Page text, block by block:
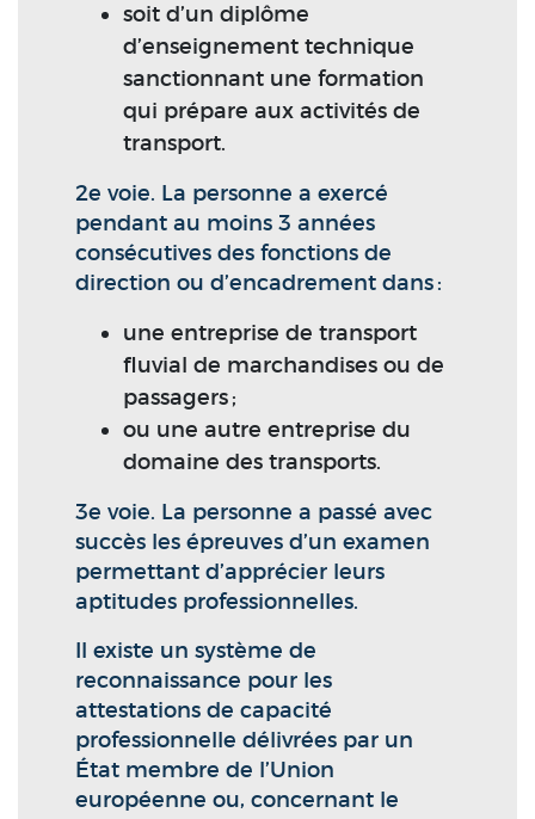
soit d’un diplôme
d’enseignement technique
sanctionnant une formation
qui prépare aux activités de
transport.
2e voie. La personne a exercé
pendant au moins 3 années
consécutives des fonctions de
direction ou d’encadrement dans :
une entreprise de transport
fluvial de marchandises ou de
passagers ;
ou une autre entreprise du
domaine des transports.
3e voie. La personne a passé avec
succès les épreuves d’un examen
permettant d’apprécier leurs
aptitudes professionnelles.
Il existe un système de
reconnaissance pour les
attestations de capacité
professionnelle délivrées par un
État membre de l’Union
européenne ou, concernant le